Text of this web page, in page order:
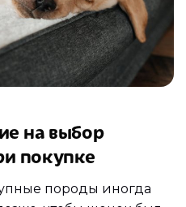
на выбор
покупке
породы иногда